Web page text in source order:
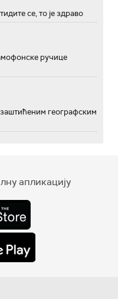
се, то је здраво
ручице
географским
апликацију